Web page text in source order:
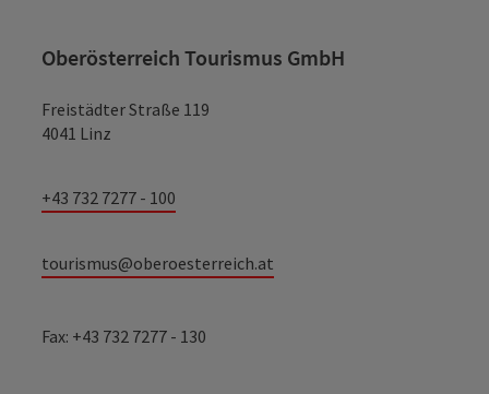
Oberösterreich Tourismus GmbH
Freistädter Straße 119
4041 Linz
+43 732 7277 - 100
tourismus@oberoesterreich.at
Fax: +43 732 7277 - 130